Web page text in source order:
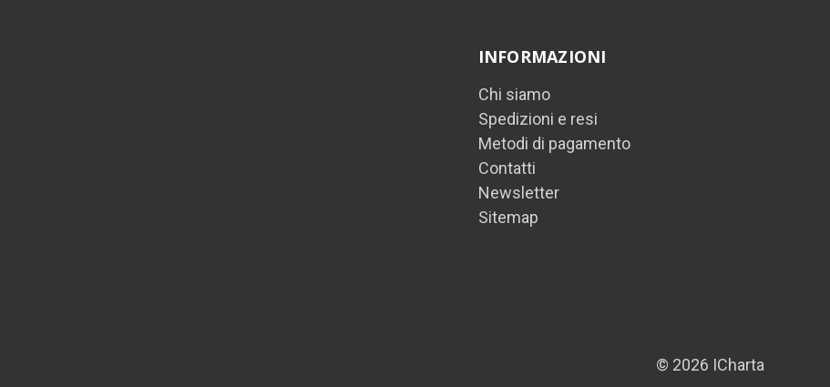
INFORMAZIONI
Chi siamo
Spedizioni e resi
Metodi di pagamento
Contatti
Newsletter
Sitemap
© 2026 ICharta